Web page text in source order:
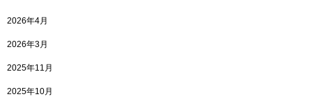
2026年4月
2026年3月
2025年11月
2025年10月